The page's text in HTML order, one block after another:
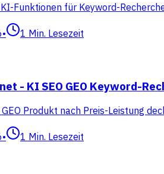
KI-Funktionen für Keyword-
• 1 Min. Lesezeit
- KI SEO GEO Keyword-
GEO Produkt nach Preis-Leistung
• 1 Min. Lesezeit